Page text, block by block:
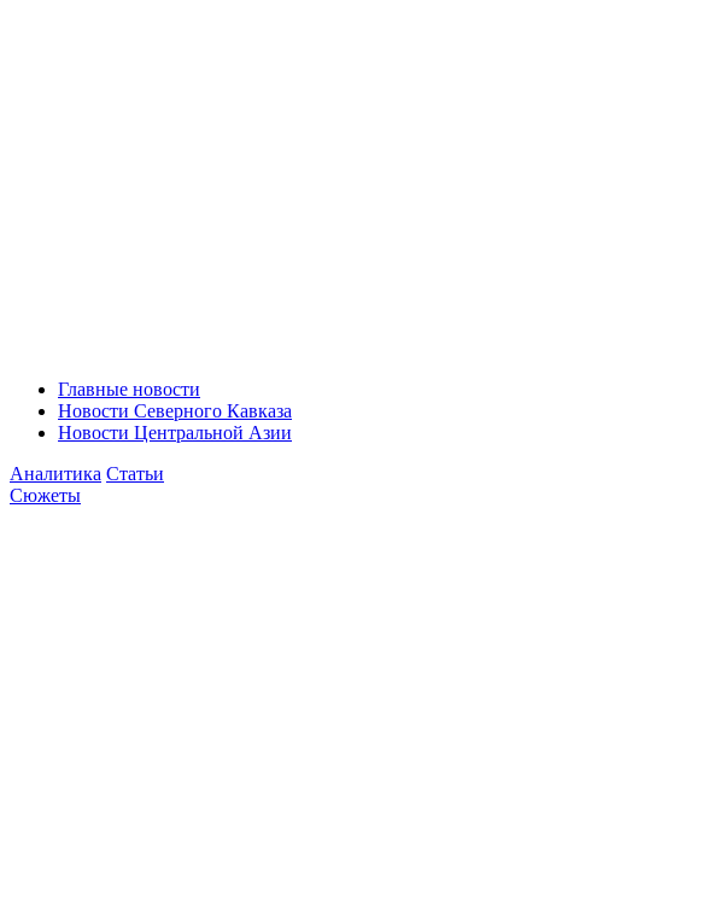
Главные новости
Новости Северного Кавказа
Новости Центральной Азии
Аналитика Статьи
Сюжеты